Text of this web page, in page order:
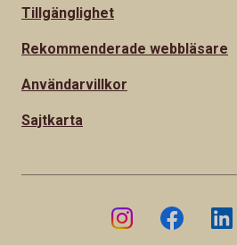
Tillgänglighet
Rekommenderade webbläsare
Användarvillkor
Sajtkarta